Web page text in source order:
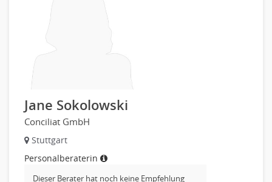
Altenpflege, Betreuungsberufe
Anästhesie und Intensivpflege
Gesundheits- und Kinderkrankenpflege
Gesundheits- und Krankenpflege
Hebamme, Entbindungshelfer
Heilerziehungspfleger
Logopädie
Pflegehelfer
Physiotherapie
Jane Sokolowski
Conciliat GmbH
Stuttgart
Personalberaterin
Dieser Berater hat noch keine Empfehlung